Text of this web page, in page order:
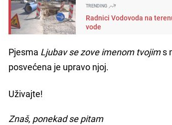
TRENDING
Radnici Vodovoda na
vode
Pjesma Ljubav se zove imenom tvojims
posvećena je upravo njoj.
Uživajte!
Znaš, ponekad se pitam